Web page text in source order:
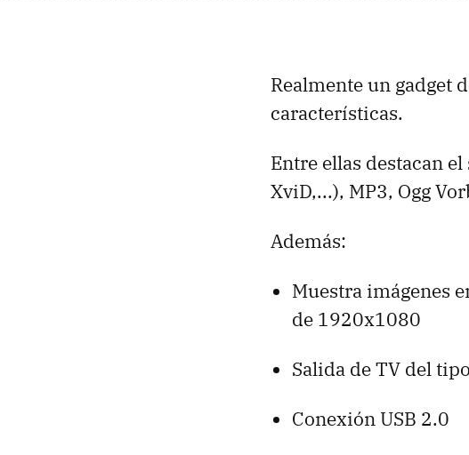
Realmente un gadget
características.
Entre ellas destacan
XviD,...), MP3, Ogg
Además:
Muestra imágenes
de 1920x1080
Salida de TV del
Conexión USB 2.0